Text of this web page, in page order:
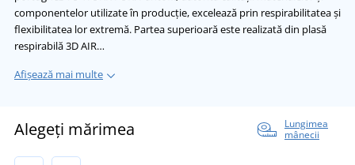
componentelor utilizate în producție, excelează prin respirabilitatea și
flexibilitatea lor extremă. Partea superioară este realizată din plasă
respirabilă 3D AIR…
Afișează mai multe
Alegeți mărimea
Lungimea
mânecii